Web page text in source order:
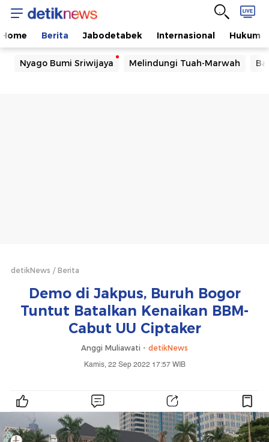
Home Berita Jabodetabek Internasional Hukum
Nyago Bumi Sriwijaya Melindungi Tuah-Marwah
detikNews Berita
Demo di Jakpus, Buruh Bogor
Tuntut Batalkan Kenaikan BBM-
Cabut UU Ciptaker
Anggi Muliawati - detikNews
Kamis, 22 Sep 2022 17:57 WIB